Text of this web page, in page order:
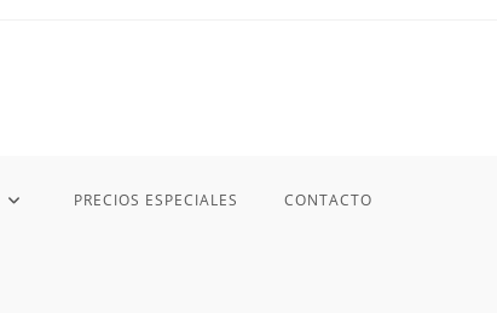
PRECIOS ESPECIALES CONTACTO